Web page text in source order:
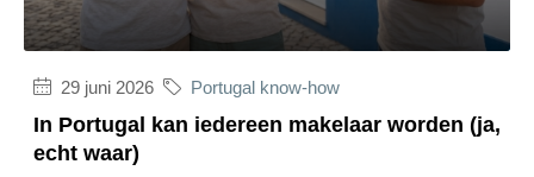
29 juni 2026 Portugal know-how
In Portugal kan iedereen makelaar worden (ja,
echt waar)